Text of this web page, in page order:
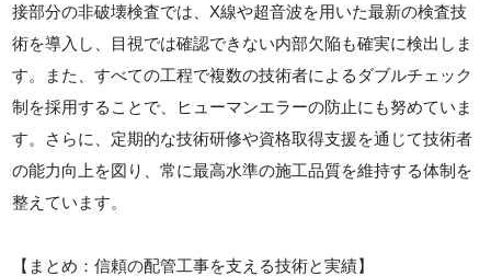
接部分の非破壊検査では、X線や超音波を用いた最新の検査技
術を導入し、目視では確認できない内部欠陥も確実に検出しま
す。また、すべての工程で複数の技術者によるダブルチェック
制を採用することで、ヒューマンエラーの防止にも努めていま
す。さらに、定期的な技術研修や資格取得支援を通じて技術者
の能力向上を図り、常に最高水準の施工品質を維持する体制を
整えています。
【まとめ：信頼の配管工事を支える技術と実績】